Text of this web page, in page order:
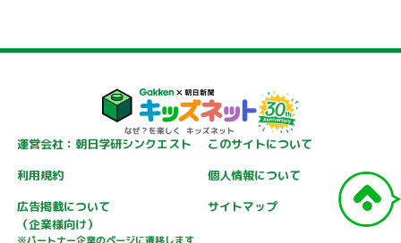
運営会社：朝日学研シンクエスト
このサイトについて
利用規約
個人情報について
広告掲載について
（企業様向け）
サイトマップ